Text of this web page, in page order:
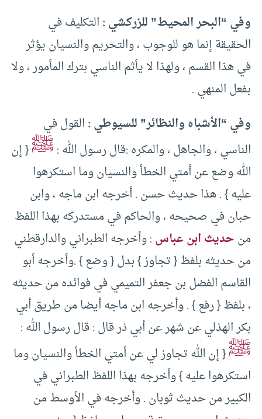
وفي “البحر المحيط” للزركشي :التكليف في
الحقيقة إنما هو للوجوب ، والتحريم والنسيان يؤثر
في هذا القسم ، ولهذا لا يأثم الناسي بترك المأمور ، ولا
بفعل المنهي .
وفي “الأشباه والنظائر” للسيوطي :القول في
الناسي ، والجاهل ، والمكره :قال رسول الله :ﷺ{ إن
الله وضع عن أمتي الخطأ والنسيان وما استكرهوا
عليه } . هذا حديث حسن . أخرجه ابن ماجه ، وابن
حبان في صحيحه ، والحاكم في مستدركه بهذا اللفظ
منحديث ابن عباس: وأخرجه الطبراني والدارقطني
من حديثه بلفظ { تجاوز } بدل { وضع } .وأخرجه أبو
القاسم الفضل بن جعفر التميمي في فوائده من حديثه
، بلفظ { رفع } . وأخرجه ابن ماجه أيضا من طريق أبي
بكر الهذلي عن شهر عن أبي ذر قال : قال رسول الله :
ﷺ{ إن الله تجاوز لي عن أمتي الخطأ والنسيان وما
استكرهوا عليه } وأخرجه بهذا اللفظ الطبراني في
الكبير من حديث ثوبان . وأخرجه في الأوسط من